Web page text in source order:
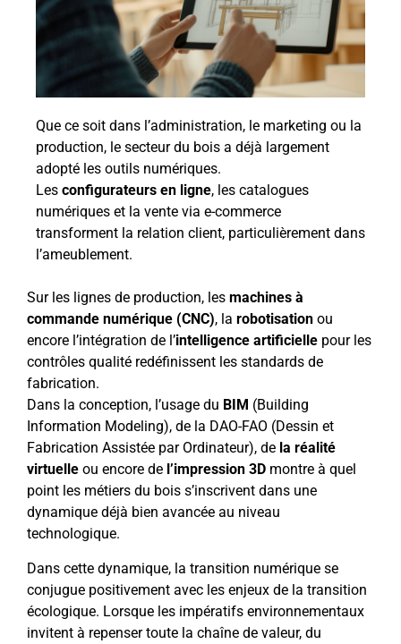
Que ce soit dans l’administration, le marketing ou la
production, le secteur du bois a déjà largement
adopté les outils numériques.
Les configurateurs en ligne, les catalogues
numériques et la vente via e-commerce
transforment la relation client, particulièrement dans
l’ameublement.
Sur les lignes de production, les machines à
commande numérique (CNC), la robotisation ou
encore l’intégration de l’intelligence artificielle pour les
contrôles qualité redéfinissent les standards de
fabrication.
Dans la conception, l’usage du BIM (Building
Information Modeling), de la DAO-FAO (Dessin et
Fabrication Assistée par Ordinateur), de la réalité
virtuelle ou encore de l’impression 3D montre à quel
point les métiers du bois s’inscrivent dans une
dynamique déjà bien avancée au niveau
technologique.
Dans cette dynamique, la transition numérique se
conjugue positivement avec les enjeux de la transition
écologique. Lorsque les impératifs environnementaux
invitent à repenser toute la chaîne de valeur, du